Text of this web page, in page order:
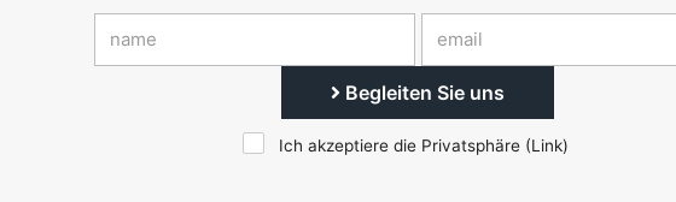
Begleiten Sie uns
Ich akzeptiere die Privatsphäre (Link)